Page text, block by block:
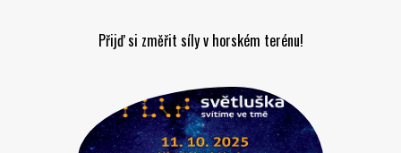
Přijď si změřit síly v horském terénu!